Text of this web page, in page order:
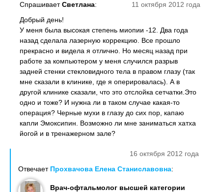
11 октября 2012 года
СпрашиваетСветлана:
Добрый день!
У меня была высокая степень миопии -12. Два года
назад сделала лазерную коррекцию. Все прошло
прекрасно и видела я отлично. Но месяц назад при
работе за компьютером у меня случился разрыв
задней стенки стекловидного тела в правом глазу (так
мне сказали в клинике, где я оперировалась). А в
другой клинике сказали, что это отслойка сетчатки.Это
одно и тоже? И нужна ли в таком случае какая-то
операция? Черные мухи в глазу до сих пор, капаю
капли Эмоксипин. Возможно ли мне заниматься хатха
йогой и в тренажерном зале?
16 октября 2012 года
Отвечает Прохвачова Елена Станиславовна:
Врач-офтальмолог высшей категории